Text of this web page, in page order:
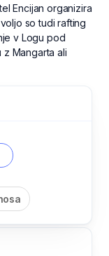
Encijan organizira
so tudi rafting
v Logu pod
Mangarta ali